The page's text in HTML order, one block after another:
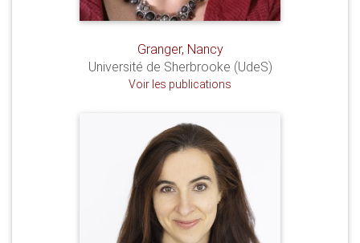
Granger, Nancy
Université de Sherbrooke (UdeS)
Voir les publications